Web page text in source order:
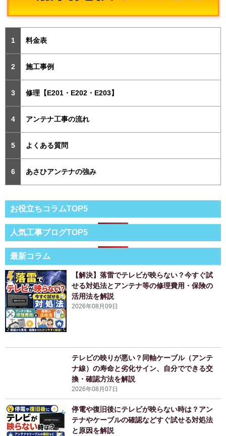
料金表
施工事例
修理【E201・E202・E203】
アンテナ工事の流れ
よくある質問
あさひアンテナの強み
お役立ちコラムTOP5
人気工事ブログTOP5
最新コラム
【解決】落雷でテレビが映らない？今すぐ試
せる対処法とアンテナ等の修理費用・保険の
活用法を解説
2026年08月09日
テレビの映りが悪い？同軸ケーブル（アンテ
ナ線）の寿命と劣化サイン、自分でできる交
換・確認方法を解説
2026年08月07日
停電や復旧後にテレビが映らない時は？アン
テナやケーブルの確認などすぐ試せる対処法
と原因を解説